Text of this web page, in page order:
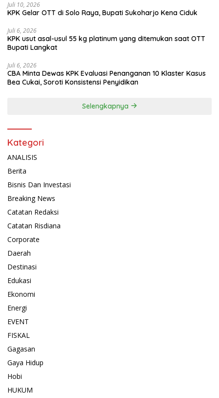
Juli 10, 2026
KPK Gelar OTT di Solo Raya, Bupati Sukoharjo Kena Ciduk
Juli 6, 2026
KPK usut asal-usul 55 kg platinum yang ditemukan saat OTT
Bupati Langkat
Juli 6, 2026
CBA Minta Dewas KPK Evaluasi Penanganan 10 Klaster Kasus
Bea Cukai, Soroti Konsistensi Penyidikan
Selengkapnya
Kategori
ANALISIS
Berita
Bisnis Dan Investasi
Breaking News
Catatan Redaksi
Catatan Risdiana
Corporate
Daerah
Destinasi
Edukasi
Ekonomi
Energi
EVENT
FISKAL
Gagasan
Gaya Hidup
Hobi
HUKUM